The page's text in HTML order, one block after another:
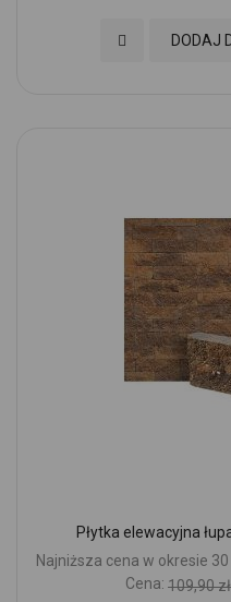
DODAJ
Dodaj do
Płytka elewacyjna
Najniższa cena w okresie
Cena: 109,90 zł